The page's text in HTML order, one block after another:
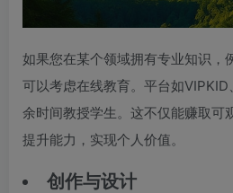
如果您在某个领域拥有专业知识，
可以考虑在线教育。平台如
余时间教授学生。这不仅能赚取可
提升能力，实现个人价值。
创作与设计